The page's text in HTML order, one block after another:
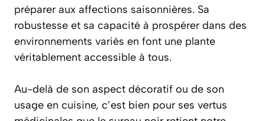
préparer aux affections saisonnières. Sa
robustesse et sa capacité à prospérer dans des
environnements variés en font une plante
véritablement accessible à tous.
Au-delà de son aspect décoratif ou de son
usage en cuisine, c’est bien pour ses vertus